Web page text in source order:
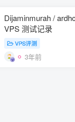
Dijaminmurah /
VPS 测试记录
VPS评测
3年前